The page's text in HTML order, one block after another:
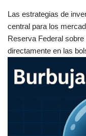
Las estrategias de
central para los
Reserva Federal
directamente en las